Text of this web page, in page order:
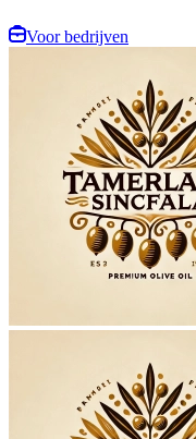
Voor bedrijven